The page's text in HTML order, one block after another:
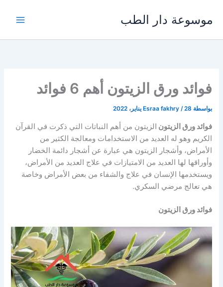
المحتوى
موسوعة دار الطب
فوائد ورق الزيتون أهم 6 فوائد
بواسطة Esraa fakhry /28 يناير، 2022
فوائد ورق الزيتون الزيتون من أهم النباتات التي ذكرت في القرآن
الكريم وهو له العديد من الاستخدامات ومعالجة الكثير من
الأمراض، وأشجار الزيتون هي عبارة عن أشجار دائمة الخضار
وأوراقها لها العديد من الامتيازات في علاج العديد من الأمراض،
ويستخدمها الإنسان في علاج والشفاء من بعض الأمراض وخاصة
هي تعالج مرضي السكري.
فوائد ورق الزيتون